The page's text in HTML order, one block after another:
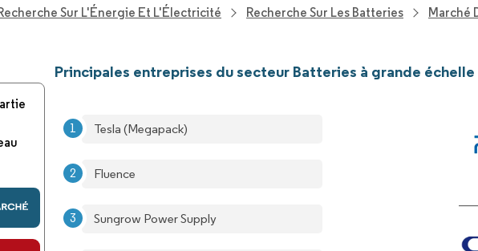
Sur L'Énergie Et L'Électricité Recherche Sur Les Batteries Marché
Principales entreprises du secteur Batteries à grande
Tesla (Megapack)
Fluence
Sungrow Power Supply